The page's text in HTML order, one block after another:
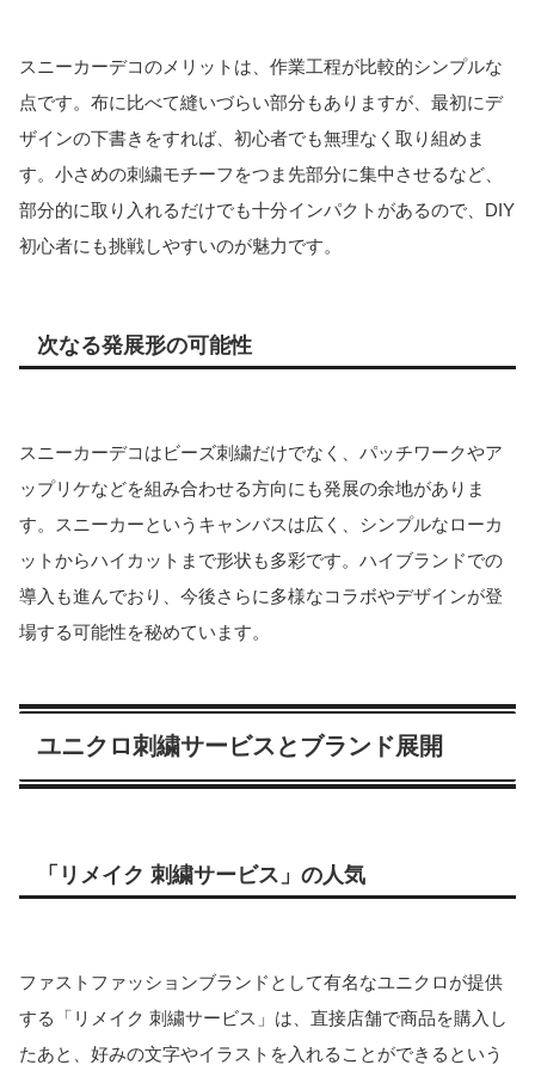
スニーカーデコのメリットは、作業工程が比較的シンプルな
点です。布に比べて縫いづらい部分もありますが、最初にデ
ザインの下書きをすれば、初心者でも無理なく取り組めま
す。小さめの刺繍モチーフをつま先部分に集中させるなど、
部分的に取り入れるだけでも十分インパクトがあるので、DIY
初心者にも挑戦しやすいのが魅力です。
次なる発展形の可能性
スニーカーデコはビーズ刺繍だけでなく、パッチワークやア
ップリケなどを組み合わせる方向にも発展の余地がありま
す。スニーカーというキャンバスは広く、シンプルなローカ
ットからハイカットまで形状も多彩です。ハイブランドでの
導入も進んでおり、今後さらに多様なコラボやデザインが登
場する可能性を秘めています。
ユニクロ刺繍サービスとブランド展開
「リメイク 刺繍サービス」の人気
ファストファッションブランドとして有名なユニクロが提供
する「リメイク 刺繍サービス」は、直接店舗で商品を購入し
たあと、好みの文字やイラストを入れることができるという